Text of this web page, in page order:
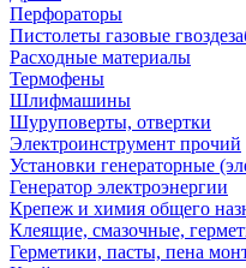
Перфораторы
Пистолеты газовые
Расходные материалы
Термофены
Шлифмашины
Шуруповерты, отвертки
Электроинструмент прочий
Установки генераторные
Генератор электроэнергии
Крепеж и химия общего
Клеящие, смазочные,
Герметики, пасты, пена